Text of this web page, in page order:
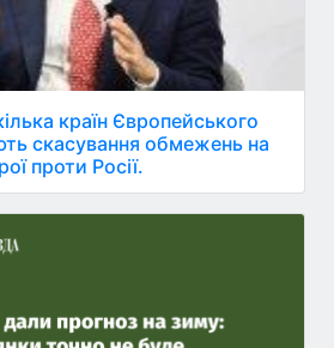
країн Європейського
скасування обмежень на
проти Росії.